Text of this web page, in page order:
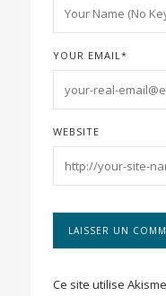
YOUR EMAIL*
WEBSITE
Ce site utilise